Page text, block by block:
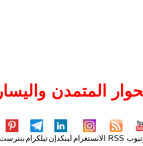
المتمدن
RSS الانستغرام لينكدإنتيلكرام بنترست